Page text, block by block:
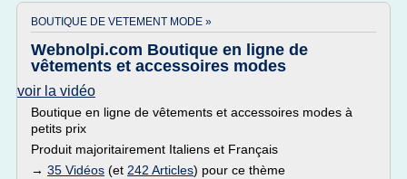
BOUTIQUE DE VETEMENT MODE »
Webnolpi.com Boutique en ligne de
vêtements et accessoires modes
voir la vidéo
Boutique en ligne de vêtements et accessoires modes à
petits prix
Produit majoritairement Italiens et Français
→ 35 Vidéos (et 242 Articles) pour ce thème